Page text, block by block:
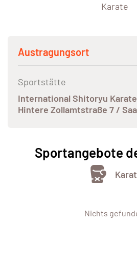
Karate
Austragungsort
Sportstätte
International Shitoryu
Hintere Zollamtstraße 7 /
Sportangebote
Nichts